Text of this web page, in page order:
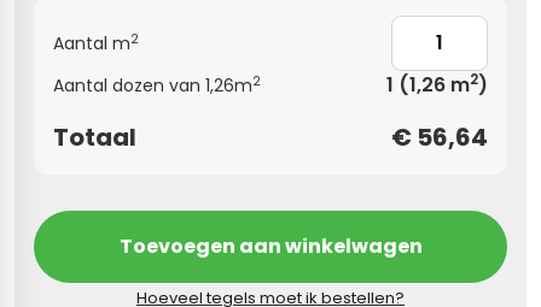
Aantal m2
Aantal dozen van 1,26m2 1 (1,26 m2)
Totaal € 56,64
Toevoegen aan winkelwagen
Hoeveel tegels moet ik bestellen?
tegels
betonlook